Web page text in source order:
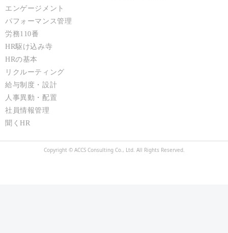
エンゲージメント
パフォーマンス管理
労務110番
HR駆け込み寺
HRの基本
リクルーティング
給与制度・設計
人事異動・配置
社員情報管理
聞くHR
Copyright © ACCS Consulting Co., Ltd. All Rights Reserved.